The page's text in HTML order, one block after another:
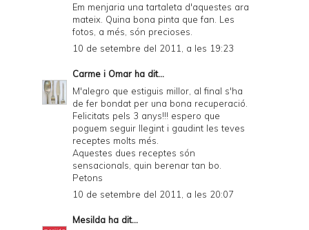
Em menjaria una tartaleta d'aquestes ara
mateix. Quina bona pinta que fan. Les
fotos, a més, són precioses.
10 de setembre del 2011, a les 19:23
Carme i Omar ha dit...
M'alegro que estiguis millor, al final s'ha
de fer bondat per una bona recuperació.
Felicitats pels 3 anys!!! espero que
poguem seguir llegint i gaudint les teves
receptes molts més.
Aquestes dues receptes són
sensacionals, quin berenar tan bo.
Petons
10 de setembre del 2011, a les 20:07
Mesilda ha dit...